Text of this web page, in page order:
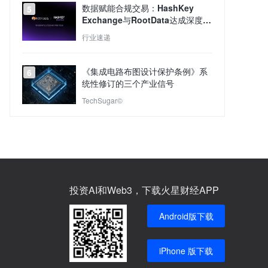
5
数据赋能合规交易：HashKey
Exchange与RootData达成深度合
作
行业速递
6
《集成电路布图设计保护条例》系
统性修订的三个产业信号
TechSugar©
投资AI和Web3，下载火星财经APP
Android版下载
iPhone 版下载